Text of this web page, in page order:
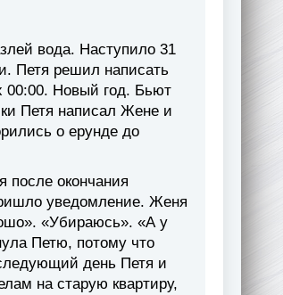
вода. Наступило 31
Петя решил написать
00:00. Новый год. Бьют
Петя написал Жене и
о ерунде до
после окончания
уведомление. Женя
«Убираюсь». «А у
Петю, потому что
день Петя и
на старую квартиру,